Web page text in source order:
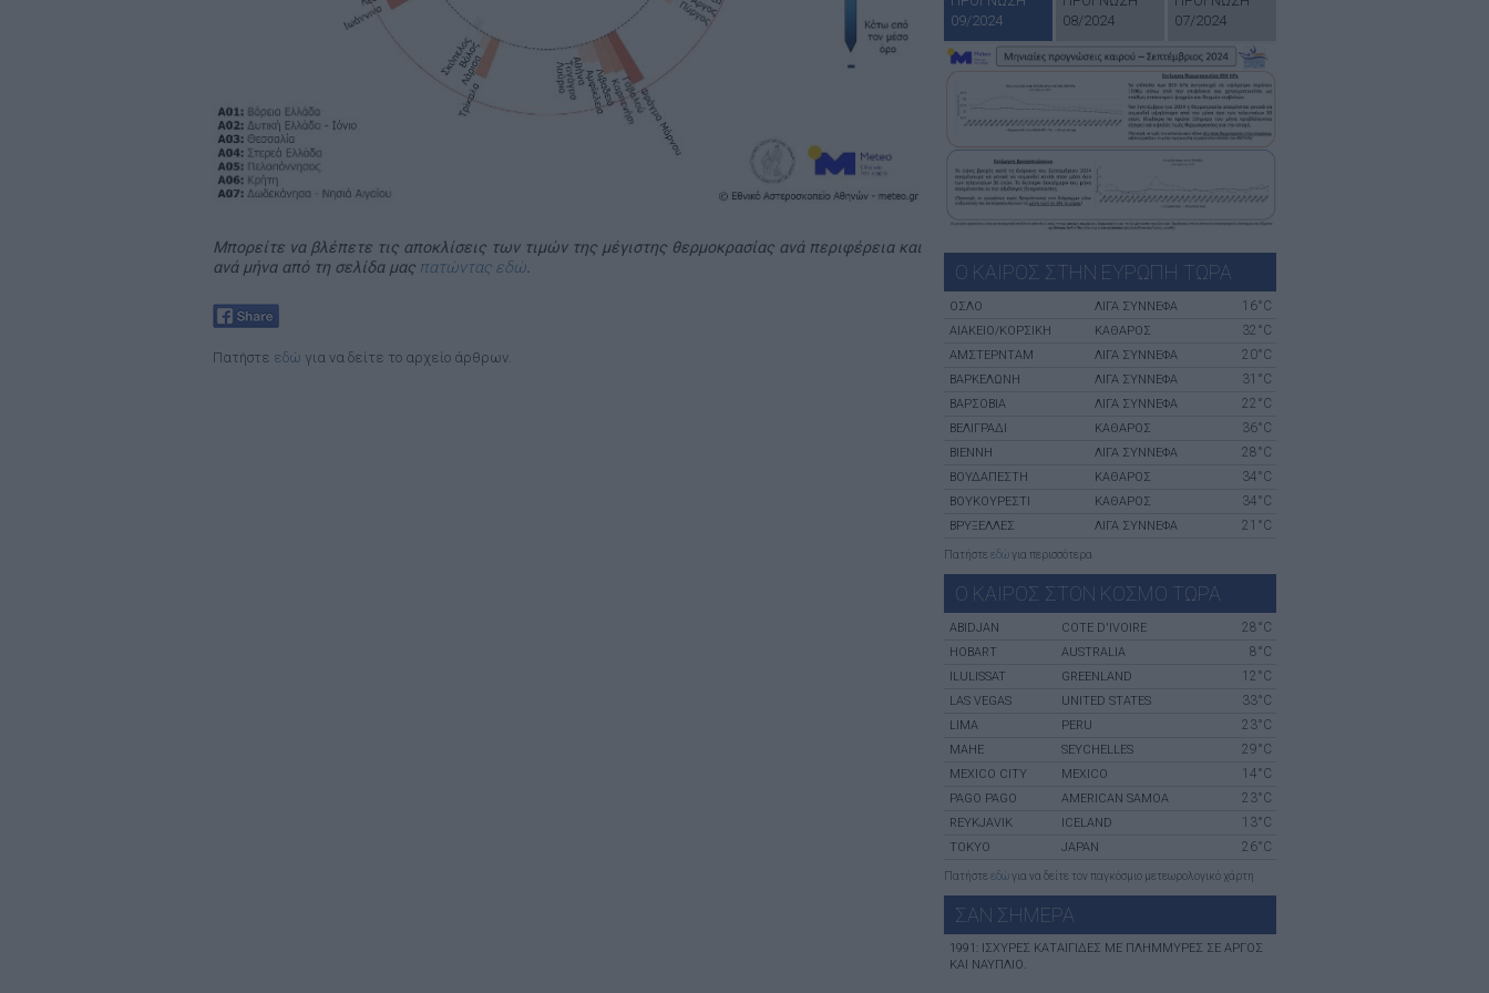
Μπορείτε να βλέπετε τις αποκλίσεις των τιμών της μέγιστης θερμοκρασίας ανά περιφέρεια και
ανά μήνα από τη σελίδα μας πατώντας εδώ
Πατήστε εδώ για να δείτε το αρχείο άρθρων.
09/2024
08/2024
07/2024
Ο ΚΑΙΡΟΣ ΣΤΗΝ ΕΥΡΩΠΗ ΤΩΡΑ
ΌΣΛΟ ΛΙΓΑ ΣΥΝΝΕΦΑ 16°C
ΑΙΆΚΕΙΟ/ΚΟΡΣΙΚΉ ΚΑΘΑΡΟΣ 32°C
ΑΜΣΤΕΡΝΤΑΜ ΛΙΓΑ ΣΥΝΝΕΦΑ 20°C
ΒΑΡΚΕΛΏΝΗ ΛΙΓΑ ΣΥΝΝΕΦΑ 31°C
ΒΑΡΣΟΒΊΑ ΛΙΓΑ ΣΥΝΝΕΦΑ 22°C
ΒΕΛΙΓΡΆΔΙ ΚΑΘΑΡΟΣ 36°C
ΒΙΈΝΝΗ ΛΙΓΑ ΣΥΝΝΕΦΑ 28°C
ΒΟΥΔΑΠΈΣΤΗ ΚΑΘΑΡΟΣ 34°C
ΒΟΥΚΟΥΡΈΣΤΙ ΚΑΘΑΡΟΣ 34°C
ΒΡΥΞΈΛΛΕΣ ΛΙΓΑ ΣΥΝΝΕΦΑ 21°C
Πατήστε εδώγια περισσότερα
Ο ΚΑΙΡΟΣ ΣΤΟΝ ΚΟΣΜΟ ΤΩΡΑ
ABIDJAN COTE D'IVOIRE 28°C
HOBART AUSTRALIA 8°C
ILULISSAT GREENLAND 12°C
LAS VEGAS UNITED STATES 33°C
LIMA PERU 23°C
MAHE SEYCHELLES 29°C
MEXICO CITY MEXICO 14°C
PAGO PAGO AMERICAN SAMOA 23°C
REYKJAVIK ICELAND 13°C
TOKYO JAPAN 26°C
Πατήστε εδώγια να δείτε τον παγκόσμιο μετεωρολογικό χάρτη
ΣΑΝ ΣHΜΕΡΑ
1991: ΙΣΧΥΡΈΣ ΚΑΤΑΙΓΊΔΕΣ ΜΕ ΠΛΗΜΜΎΡΕΣ ΣΕ ΑΡΓΟΣ
ΚΑΙ ΝΑΎΠΛΙΟ.